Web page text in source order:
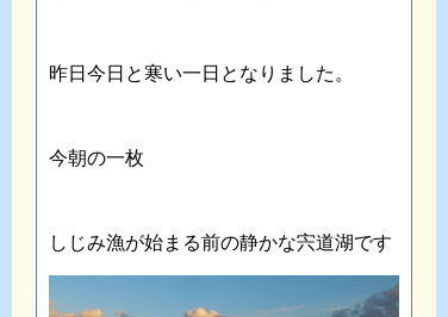
昨日今日と寒い一日となりました。
今朝の一枚
しじみ漁が始まる前の静かな宍道湖です